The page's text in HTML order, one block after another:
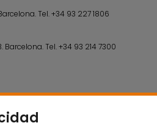
Tel.+34 93 227 1806
Barcelona.Tel.+34 93 214 7300